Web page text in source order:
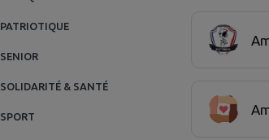
PATRIOTIQUE
SENIOR
SOLIDARITÉ & SANTÉ
SPORT